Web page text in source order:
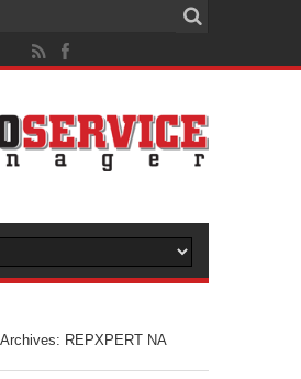
REPXPERT NA